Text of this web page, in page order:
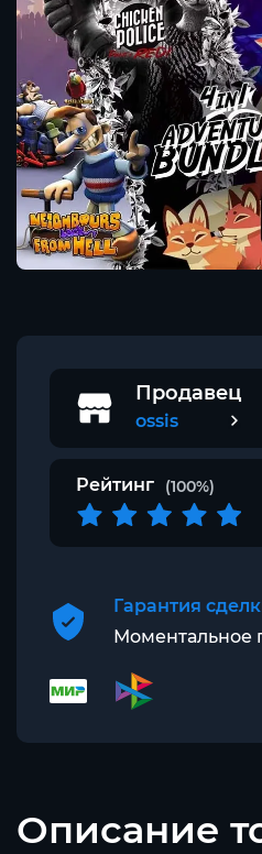
Продавец
ossis
Рейтинг (100%)
Гарантия
Моментальное
Описание